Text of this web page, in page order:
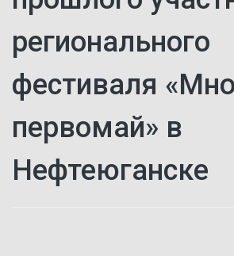
регионального
фестиваля
первомай» в
Нефтеюганске